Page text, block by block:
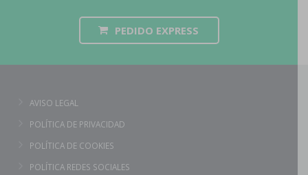
PEDIDO EXPRESS
AVISO LEGAL
POLÍTICA DE PRIVACIDAD
POLÍTICA DE COOKIES
POLÍTICA REDES SOCIALES